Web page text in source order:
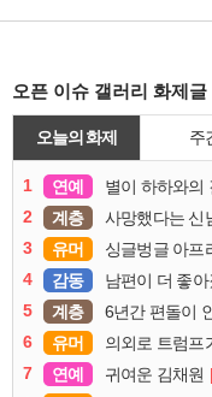
오픈 이슈 갤러리 화제글
오늘의 화제 주
1 연예 별이 하하와의
2
계층 사망했다는 신
3
유머 싱글벙글 아프
4
감동 남편이 더 좋
5
계층 6년간 편돌이
6
유머 의외로 트럼프
7
연예 귀여운 김채원